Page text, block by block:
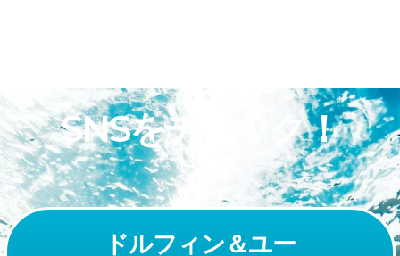
SNSをチェック！
ドルフィン＆ユー